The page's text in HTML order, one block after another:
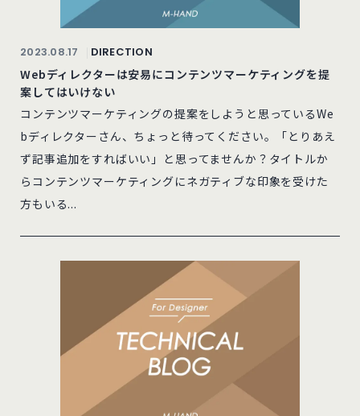
2023.08.17 DIRECTION
Webディレクターは安易にコンテンツマーケティングを提
案してはいけない
コンテンツマーケティングの提案をしようと思っているWe
bディレクターさん、ちょっと待ってください。「とりあえ
ず記事追加をすればいい」と思ってませんか？タイトルか
らコンテンツマーケティングにネガティブな印象を受けた
方もいる...